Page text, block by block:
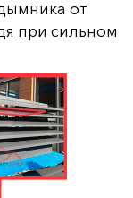
от
при сильном